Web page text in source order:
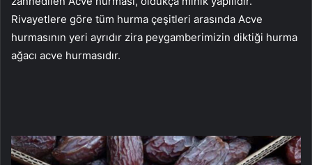
Rivayetlere göre tüm hurma çeşitleri arasında Acve
hurmasının yeri ayrıdır zira peygamberimizin diktiği hurma
ağacı acve hurmasıdır.